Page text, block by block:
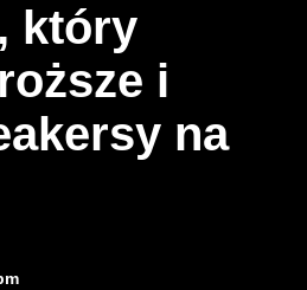
który
i
na